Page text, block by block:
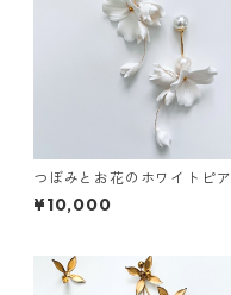
つぼみとお花のホワイトピア
ス
¥10,000